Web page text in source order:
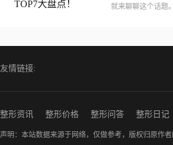
就来聊聊这个话题
友情链接:
整形资讯 整形价格 整形问答 整形日记
声明：本站数据来源于网络，仅做参考，版权归原作